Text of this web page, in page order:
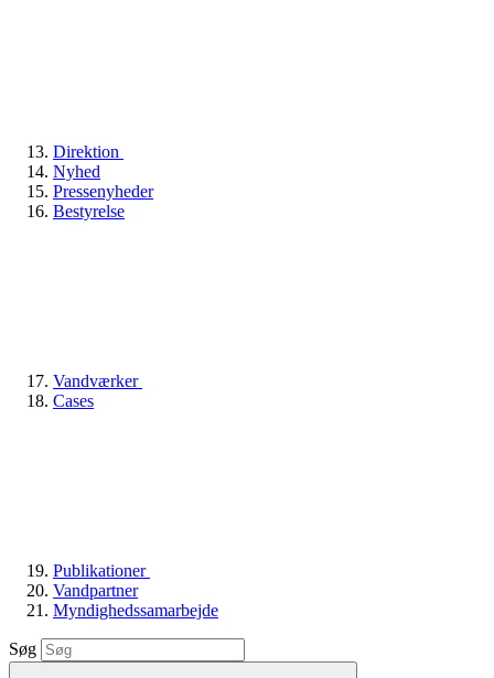
Direktion
Nyhed
Pressenyheder
Bestyrelse
Vandværker
Cases
Publikationer
Vandpartner
Myndighedssamarbejde
Søg